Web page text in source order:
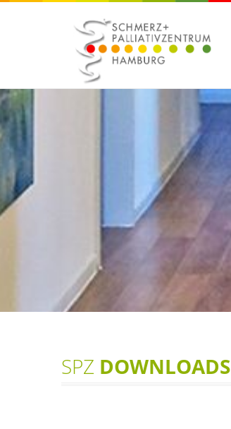
SPZ DOWNLOADS